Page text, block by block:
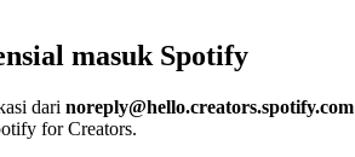
masuk Spotify
dari noreply@hello.creators.spotify.com
for Creators.